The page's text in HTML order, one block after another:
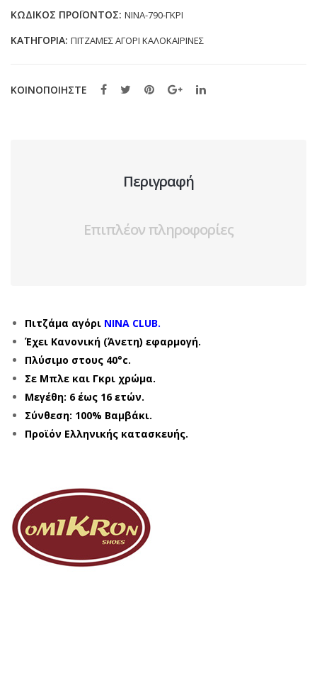
(6-
ΕΤΩΝ)
ΚΩΔΙΚΌΣ ΠΡΟΪΌΝΤΟΣ: NINA-790-ΓΚΡΙ
ΚΑΤΗΓΟΡΊΑ: ΠΙΤΖΑΜΕΣ ΑΓΟΡΙ ΚΑΛΟΚΑΙΡΙΝΕΣ
ΚΟΙΝΟΠΟΙΗΣΤΕ
Περιγραφή
Επιπλέον πληροφορίες
Πιτζάμα αγόρι NINA CLUB.
Έχει Κανονική (Άνετη) εφαρμογή.
Πλύσιμο στους 40°c.
Σε Μπλε και Γκρι χρώμα.
Μεγέθη: 6 έως 16 ετών.
Σύνθεση: 100% Βαμβάκι.
Προϊόν Ελληνικής κατασκευής.